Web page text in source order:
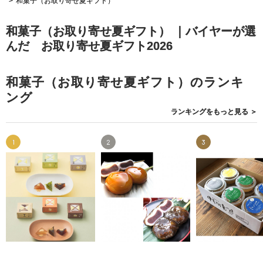
和菓子（お取り寄せ夏ギフト） ｜バイヤーが選
んだ お取り寄せ夏ギフト2026
和菓子（お取り寄せ夏ギフト）のランキ
ング
ランキングをもっと見る ＞
1 2 3